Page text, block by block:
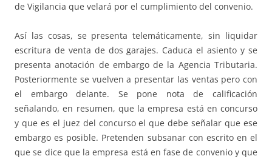
de Vigilancia que velará por el cumplimiento del convenio.
Así las cosas, se presenta telemáticamente, sin liquidar
escritura de venta de dos garajes. Caduca el asiento y se
presenta anotación de embargo de la Agencia Tributaria.
Posteriormente se vuelven a presentar las ventas pero con
el embargo delante. Se pone nota de calificación
señalando, en resumen, que la empresa está en concurso
y que es el juez del concurso el que debe señalar que ese
embargo es posible. Pretenden subsanar con escrito en el
que se dice que la empresa está en fase de convenio y que